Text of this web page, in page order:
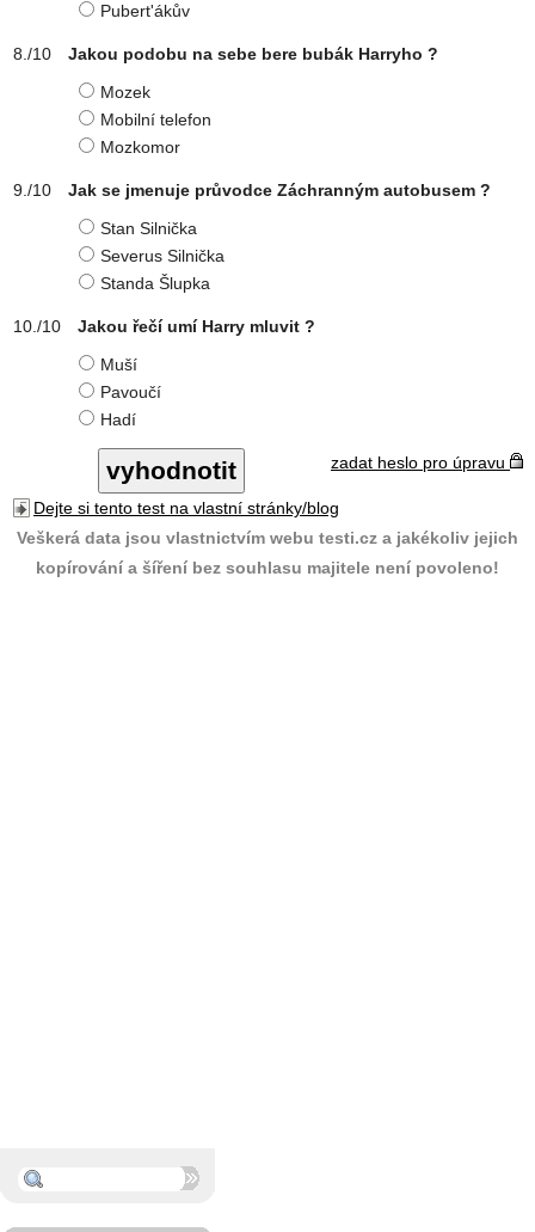
Pubert'ákův
Jakou podobu na sebe bere bubák Harryho ?
Mozek
Mobilní telefon
Mozkomor
Jak se jmenuje průvodce Záchranným autobusem ?
Stan Silnička
Severus Silnička
Standa Šlupka
Jakou řečí umí Harry mluvit ?
Muší
Pavoučí
Hadí
zadat heslo pro úpravu
Dejte si tento test na vlastní stránky/blog
Veškerá data jsou vlastnictvím webu testi.cz a jakékoliv jejich
kopírování a šíření bez souhlasu majitele není povoleno!